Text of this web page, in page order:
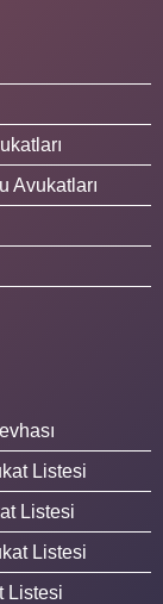
Avukatları
Listesi
Listesi
Listesi
Listesi